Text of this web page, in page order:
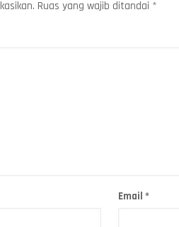
Ruas yang wajib ditandai *
Email*